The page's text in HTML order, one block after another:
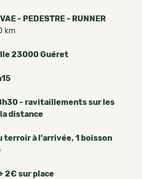
- PEDESTRE - RUNNER
km
23000 Guéret
- ravitaillements sur les
distance
terroir à l'arrivée, 1 boisson
2€ sur place